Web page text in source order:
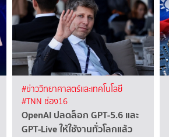
#ข่าววิทยาศาสตร์และเทคโนโลยี
#TNN ช่อง16
OpenAI ปลดล็อก GPT-5.6 และ
GPT-Live ให้ใช้งานทั่วโลกแล้ว